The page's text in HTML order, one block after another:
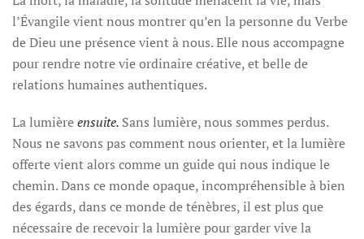
l’Évangile vient nous montrer qu’en la personne du Verbe
de Dieu une présence vient à nous. Elle nous accompagne
pour rendre notre vie ordinaire créative, et belle de
relations humaines authentiques.
La lumièreensuite. Sans lumière, nous sommes perdus.
Nous ne savons pas comment nous orienter, et la lumière
offerte vient alors comme un guide qui nous indique le
chemin. Dans ce monde opaque, incompréhensible à bien
des égards, dans ce monde de ténèbres, il est plus que
nécessaire de recevoir la lumière pour garder vive la